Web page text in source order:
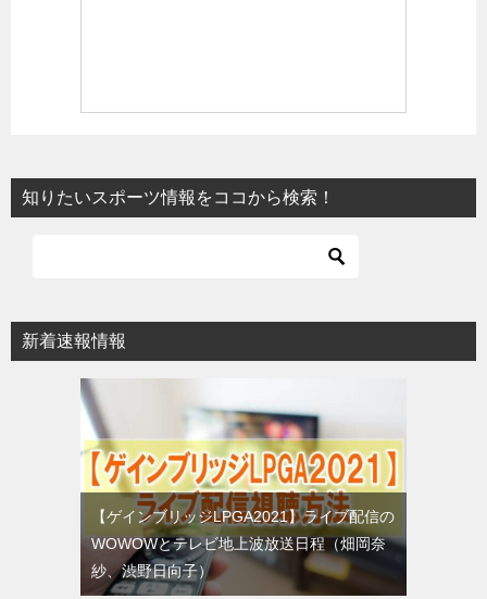
知りたいスポーツ情報をココから検索！
新着速報情報
【ゲインブリッジLPGA2021】ライブ配信の
WOWOWとテレビ地上波放送日程（畑岡奈
紗、渋野日向子）